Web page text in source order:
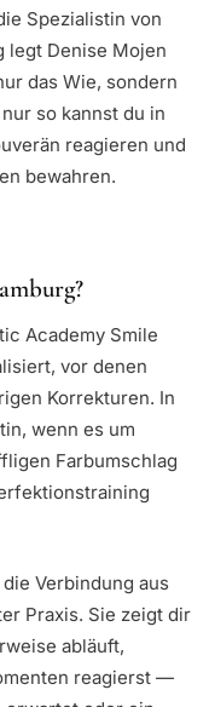
Spezialistin von
legt Denise Mojen
das Wie, sondern
so kannst du in
reagieren und
bewahren.
Academy Smile
vor denen
Korrekturen. In
wenn es um
Farbumschlag
Verbindung aus
Praxis. Sie zeigt dir
abläuft,
reagierst —